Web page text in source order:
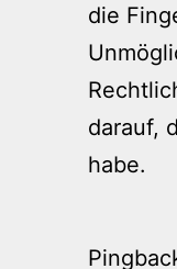
die
darauf,
habe.